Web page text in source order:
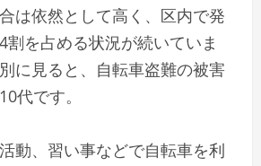
は依然として高く、区内で発
割を占める状況が続いていま
に見ると、自転車盗難の被害
代です。
動、習い事などで自転車を利